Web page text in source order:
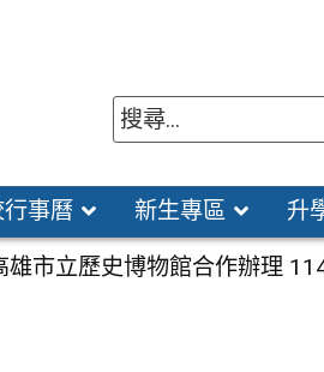
事曆 新生專區 升
市立歷史博物館合作辦理